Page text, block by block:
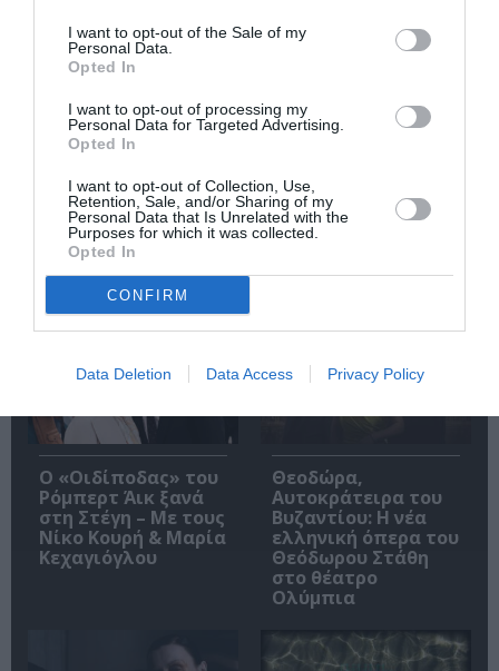
I want to opt-out of the Sale of my
Personal Data.
Opted In
I want to opt-out of processing my
Personal Data for Targeted Advertising.
Opted In
I want to opt-out of Collection, Use,
Retention, Sale, and/or Sharing of my
Personal Data that Is Unrelated with the
Purposes for which it was collected.
Opted In
CONFIRM
Data Deletion Data Access Privacy Policy
Φιλίπ Κολλέν – Ο
μπάρμαν του Ritz:
Ένα κοινωνικό
Ελένη Μπουκαούρη
– η Μαρία τα ήθελε
Δημοφιλή Άρθρα
O «Οιδίποδας» του
Ρόμπερτ Άικ ξανά
στη Στέγη – Με τους
Νίκο Κουρή & Μαρία
Κεχαγιόγλου
Θεοδώρα,
Αυτοκράτειρα του
Βυζαντίου: Η νέα
ελληνική όπερα του
Θεόδωρου Στάθη
στο θέατρο
Ολύμπια